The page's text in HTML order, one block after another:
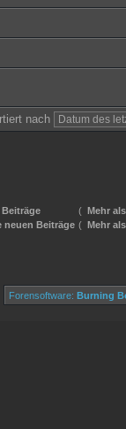
nach
Beiträge ( Mehr
neuen Beiträge ( Mehr
Forensoftware: Burning